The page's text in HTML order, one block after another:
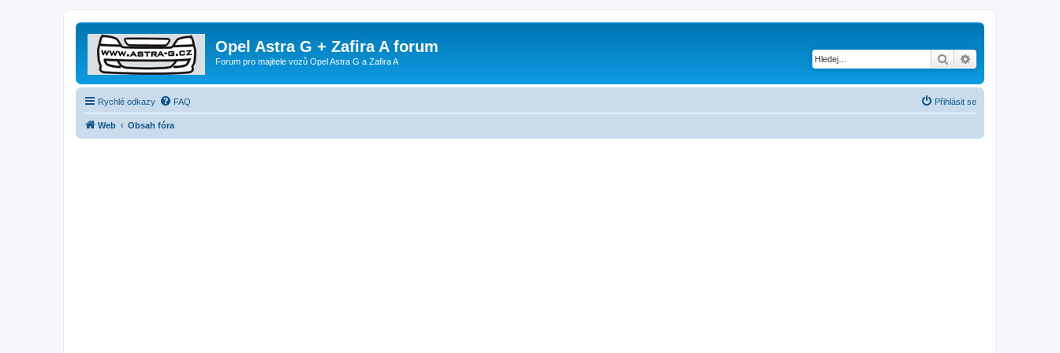
Opel Astra G + Zafira A forum
Forum pro majitele vozů Opel Astra G a Zafira A Hledat
Rychlé odkazy FAQ Přihlásit se
Web Obsah fóra